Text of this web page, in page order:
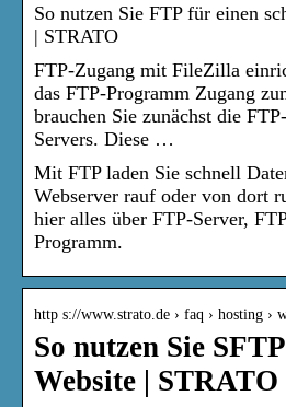
So nutzen Sie FTP für einen
| STRATO
FTP-Zugang mit FileZilla
das FTP-Programm Zugang
brauchen Sie zunächst die
Servers. Diese …
Mit FTP laden Sie schnell
Webserver rauf oder von dort
hier alles über FTP-Server,
Programm.
http s://www.strato.de › faq › hosting ›
So nutzen Sie
Website | STRATO